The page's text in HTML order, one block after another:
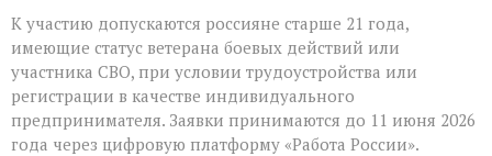
К участию допускаются россияне старше 21 года,
имеющие статус ветерана боевых действий или
участника СВО, при условии трудоустройства или
регистрации в качестве индивидуального
предпринимателя. Заявки принимаются до 11 июня 2026
года через цифровую платформу «Работа России».